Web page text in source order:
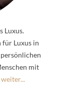
Luxus.
für Luxus in
mit